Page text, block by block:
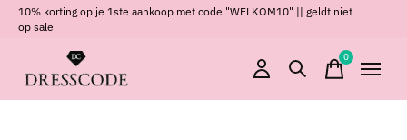
10% korting op je 1ste aankoop met code "WELKOM10" || geldt niet
op sale
0items